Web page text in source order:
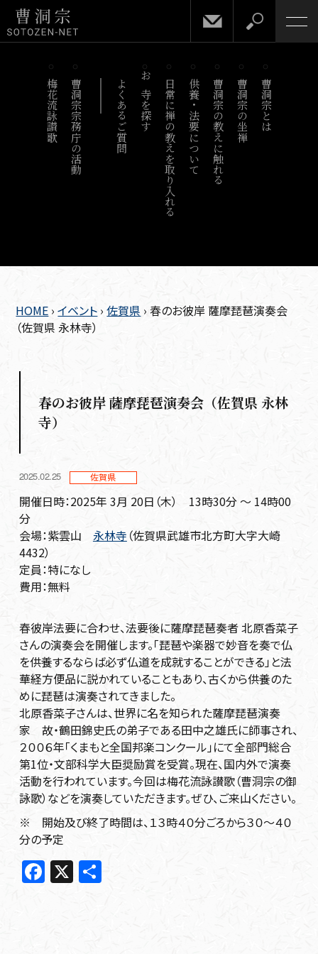
梅花流詠讃歌 曹洞宗宗務庁の活動 よくあるご質問 お寺を探す 日常に禅の教えを取り入れる供養・法要について曹洞宗の教えに触れる 曹洞宗の坐禅 曹洞宗とは
HOME › イベント › 佐賀県 › 春のお彼岸 薩摩琵琶演奏会
（佐賀県 永林寺）
春のお彼岸 薩摩琵琶演奏会（佐賀県 永林
寺）
2025.02.25 佐賀県
開催日時：2025年 3月 20日（木） 13時30分 ～ 14時00
分
会場：紫雲山 永林寺 （佐賀県武雄市北方町大字大崎
4432）
定員：特になし
費用：無料
春彼岸法要に合わせ、法要後に薩摩琵琶奏者 北原香菜子
さんの演奏会を開催します。「琵琶や楽器で妙音を奏で仏
を供養するならば必ず仏道を成就することができる」と法
華経方便品に説かれていることもあり、古くから供養のた
めに琵琶は演奏されてきました。
北原香菜子さんは、世界に名を知られた薩摩琵琶演奏
家 故・鶴田錦史氏の弟子である田中之雄氏に師事され、
２００６年「くまもと全国邦楽コンクール」にて全部門総合
第1位・文部科学大臣奨励賞を受賞。現在、国内外で演奏
活動を行われています。今回は梅花流詠讃歌（曹洞宗の御
詠歌）などを演奏していただきます。ぜひ、ご来山ください。
※ 開始及び終了時間は、１３時４０分ごろから３０～４０
分の予定
F
a
X 共